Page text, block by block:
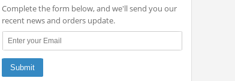
Complete the form below, and we'll send you our
recent news and orders update.